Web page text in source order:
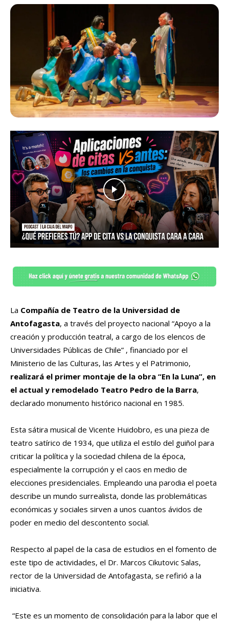
La Compañía de Teatro de la Universidad de
Antofagasta, a través del proyecto nacional “Apoyo a la
creación y producción teatral, a cargo de los elencos de
Universidades Públicas de Chile” , financiado por el
Ministerio de las Culturas, las Artes y el Patrimonio,
realizará el primer montaje de la obra “En la Luna”, en
el actual y remodelado Teatro Pedro de la Barra,
declarado monumento histórico nacional en 1985.
Esta sátira musical de Vicente Huidobro, es una pieza de
teatro satírico de 1934, que utiliza el estilo del guiñol para
criticar la política y la sociedad chilena de la época,
especialmente la corrupción y el caos en medio de
elecciones presidenciales. Empleando una parodia el poeta
describe un mundo surrealista, donde las problemáticas
económicas y sociales sirven a unos cuantos ávidos de
poder en medio del descontento social.
Respecto al papel de la casa de estudios en el fomento de
este tipo de actividades, el Dr. Marcos Cikutovic Salas,
rector de la Universidad de Antofagasta, se refirió a la
iniciativa.
“Este es un momento de consolidación para la labor que el